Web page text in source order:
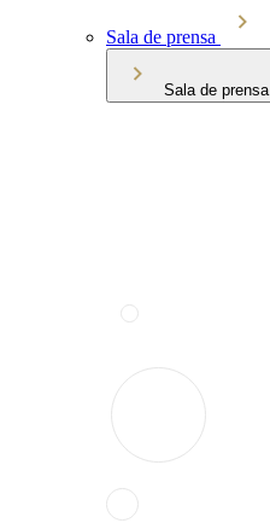
Sala de prensa
Sala de prensa